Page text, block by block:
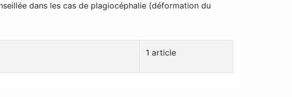
dans les cas de plagiocéphalie (déformation du
1 article